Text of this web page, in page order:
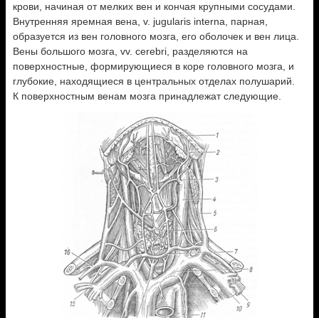
крови, начиная от мелких вен и кончая крупными сосудами.
Внутренняя яремная вена, v. jugularis interna, парная,
образуется из вен головного мозга, его оболочек и вен лица.
Вены большого мозга, vv. cerebri, разделяются на
поверхностные, формирующиеся в коре головного мозга, и
глубокие, находящиеся в центральных отделах полушарий.
К поверхностным венам мозга принадлежат следующие.